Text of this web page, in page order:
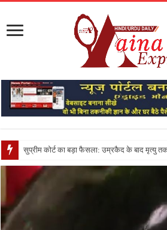
सुप्रीम कोर्ट का बड़ा फैसला: उम्रकैद के बाद मृत्यु